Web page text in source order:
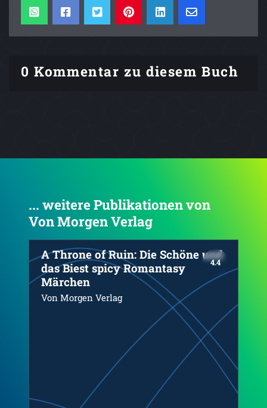
0 Kommentar zu diesem Buch
... weitere Publikationen von
Von Morgen Verlag
4.6